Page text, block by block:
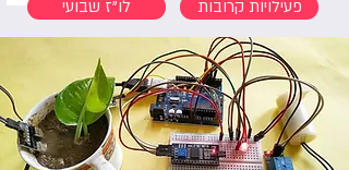
לו"ז שבועי פעילויות קרובות